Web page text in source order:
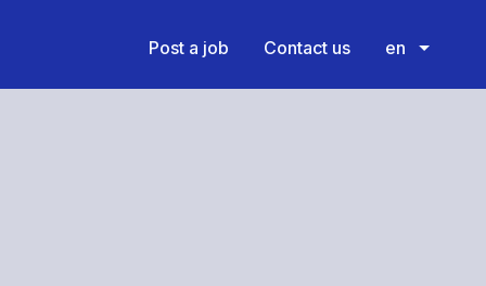
Post a job Contact us en